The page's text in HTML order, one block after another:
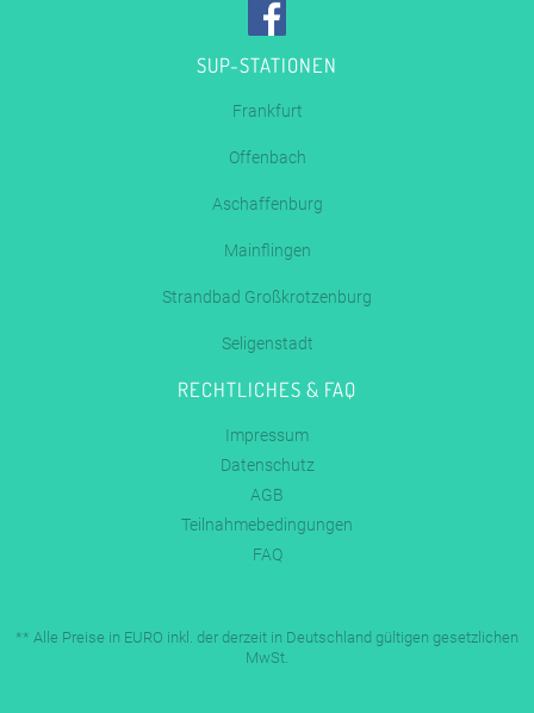
SUP-STATIONEN
Frankfurt
Offenbach
Aschaffenburg
Mainflingen
Strandbad Großkrotzenburg
Seligenstadt
RECHTLICHES & FAQ
Impressum
Datenschutz
AGB
Teilnahmebedingungen
FAQ
** Alle Preise in EURO inkl. der derzeit in Deutschland gültigen gesetzlichen
MwSt.